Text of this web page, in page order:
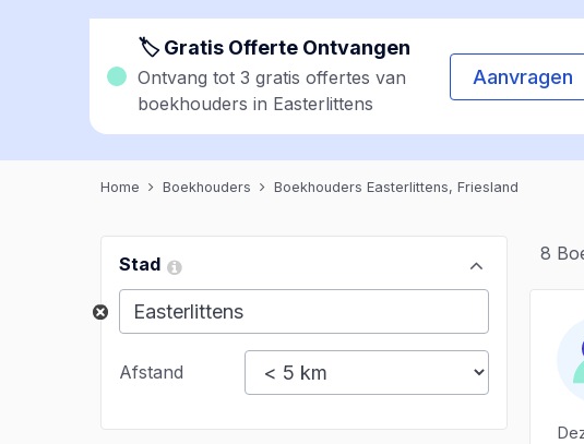
🏷 Gratis Offerte Ontvangen
Ontvang tot 3 gratis offertes van
boekhouders in Easterlittens
Aanvragen
Home Boekhouders Boekhouders Easterlittens, Friesland
Stad
Afstand
8